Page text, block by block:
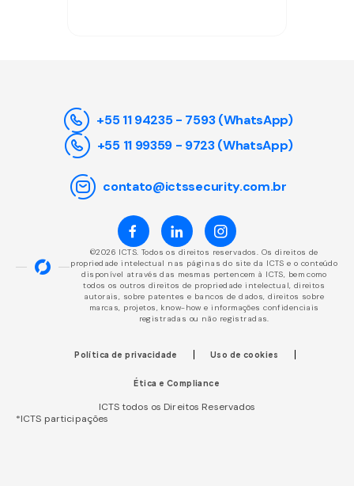
+55 11 94235 - 7593 (WhatsApp)
+55 11 99359 - 9723 (WhatsApp)
contato@ictssecurity.com.br
©2026 ICTS. Todos os direitos reservados. Os direitos de
propriedade intelectual nas páginas do site da ICTS e o conteúdo
disponível através das mesmas pertencem à ICTS, bem como
todos os outros direitos de propriedade intelectual, direitos
autorais, sobre patentes e bancos de dados, direitos sobre
marcas, projetos, know-how e informações confidenciais
registradas ou não registradas.
Política de privacidade Uso de cookies
Ética e Compliance
ICTS todos os Direitos Reservados
*ICTS participações